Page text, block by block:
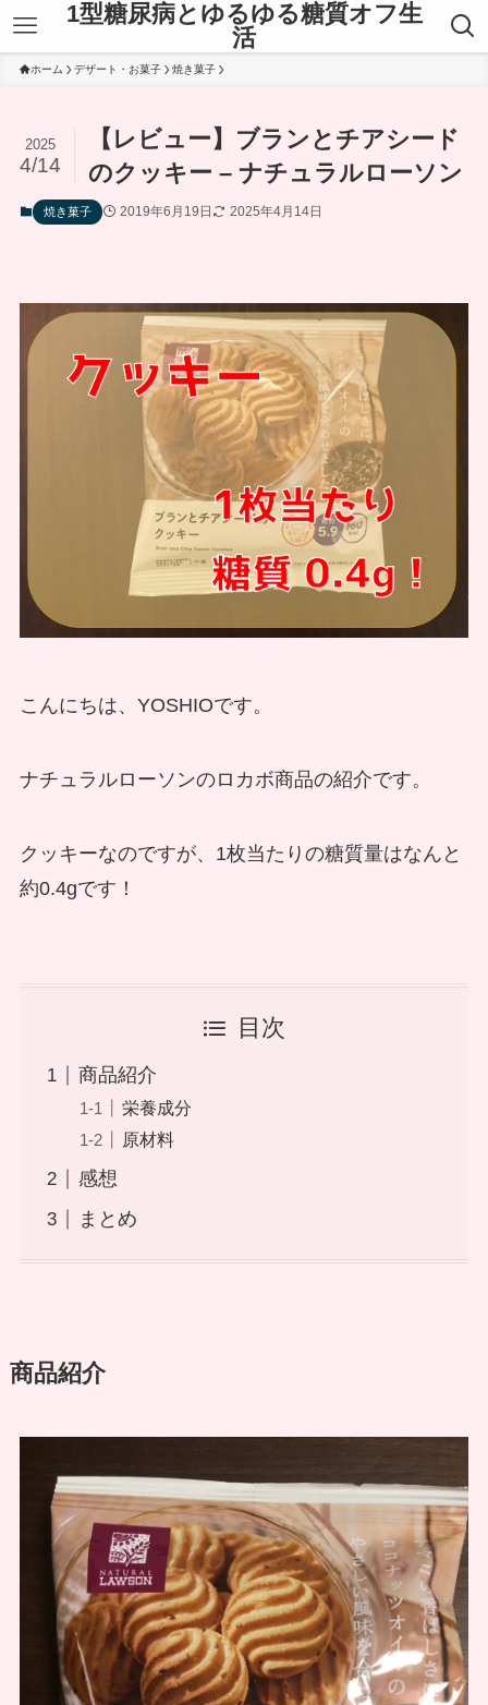
1型糖尿病とゆるゆる糖質オフ生
活
ホーム デザート・お菓子 焼き菓子
【レビュー】ブランとチアシード
のクッキー – ナチュラルローソン
2025
4/14
焼き菓子 2019年6月19日 2025年4月14日
こんにちは、YOSHIOです。
ナチュラルローソンのロカボ商品の紹介です。
クッキーなのですが、1枚当たりの糖質量はなんと
約0.4gです！
目次
商品紹介
栄養成分
原材料
感想
まとめ
商品紹介